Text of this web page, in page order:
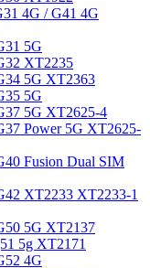
4G / G41 4G
5G
XT2235
5G XT2363
5G
5G XT2625-4
Power 5G XT2625-
Fusion Dual SIM
XT2233 XT2233-1
5G XT2137
5g XT2171
4G